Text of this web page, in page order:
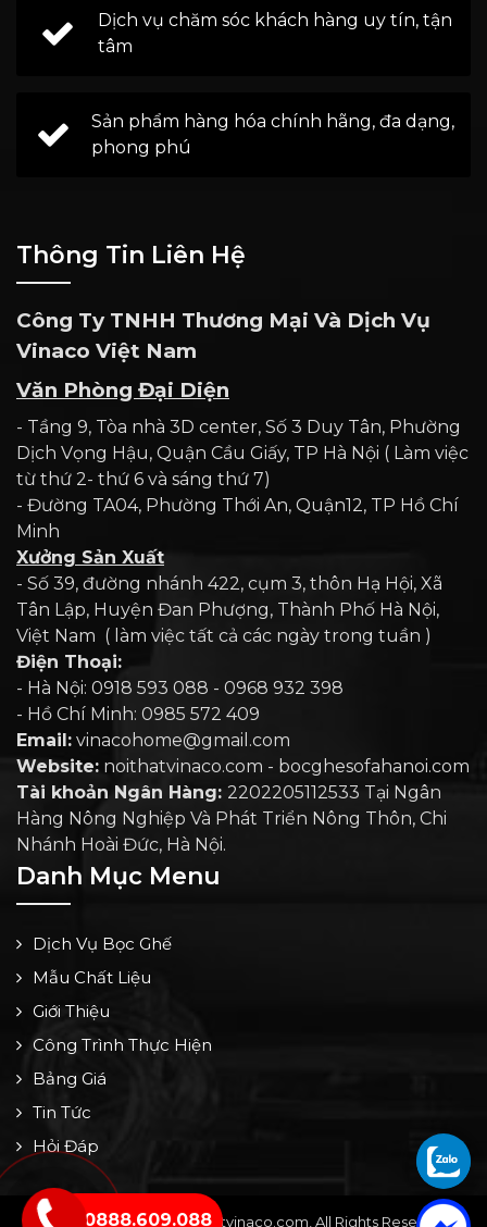
Dịch vụ chăm sóc khách hàng uy tín, tận
tâm
Sản phẩm hàng hóa chính hãng, đa dạng,
phong phú
Thông Tin Liên Hệ
Công Ty TNHH Thương Mại Và Dịch Vụ
Vinaco Việt Nam
Văn Phòng Đại Diện
- Tầng 9, Tòa nhà 3D center, Số 3 Duy Tân, Phường
Dịch Vọng Hậu, Quận Cầu Giấy, TP Hà Nội ( Làm việc
từ thứ 2- thứ 6 và sáng thứ 7)
- Đường TA04, Phường Thới An, Quận12, TP Hồ Chí
Minh
Xưởng Sản Xuất
- Số 39, đường nhánh 422, cụm 3, thôn Hạ Hội, Xã
Tân Lập, Huyện Đan Phượng, Thành Phố Hà Nội,
Việt Nam ( làm việc tất cả các ngày trong tuần )
Điện Thoại:
- Hà Nội: 0918 593 088 - 0968 932 398
- Hồ Chí Minh: 0985 572 409
Email: vinacohome@gmail.com
Website: noithatvinaco.com - bocghesofahanoi.com
Tài khoản Ngân Hàng: 2202205112533 Tại Ngân
Hàng Nông Nghiệp Và Phát Triển Nông Thôn, Chi
Nhánh Hoài Đức, Hà Nội.
Danh Mục Menu
Dịch Vụ Bọc Ghế
Mẫu Chất Liệu
Giới Thiệu
Công Trình Thực Hiện
Bảng Giá
Tin Tức
Hỏi Đáp
Copyright © 2024 by noithatvinaco.com, All Rights Reserved -
0888.609.088